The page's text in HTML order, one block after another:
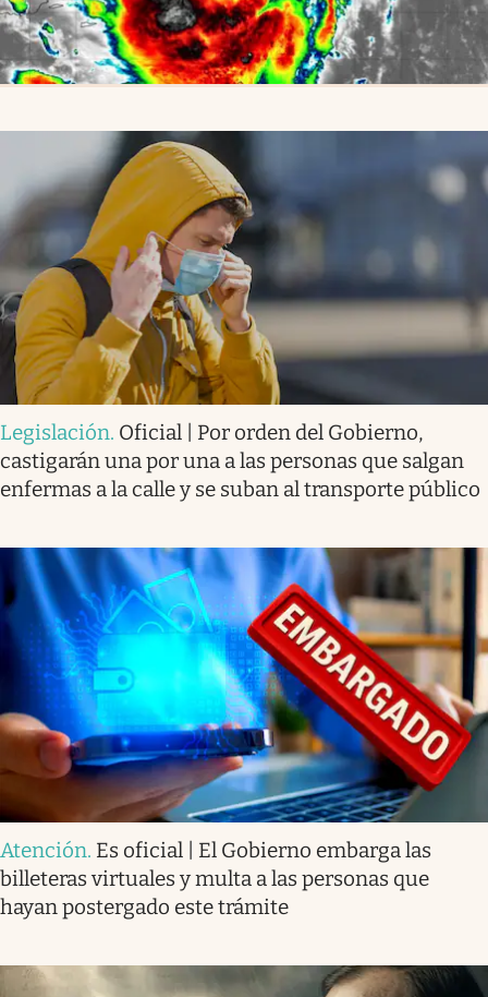
Legislación. Oficial | Por orden del Gobierno,
castigarán una por una a las personas que salgan
enfermas a la calle y se suban al transporte público
Atención. Es oficial | El Gobierno embarga las
billeteras virtuales y multa a las personas que
hayan postergado este trámite